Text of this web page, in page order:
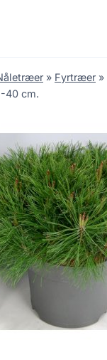
» Fyrtræer »
40 cm.